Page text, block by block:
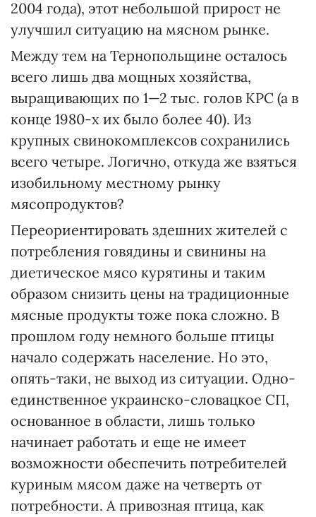
2004 года), этот небольшой прирост не
улучшил ситуацию на мясном рынке.
Между тем на Тернопольщине осталось
всего лишь два мощных хозяйства,
выращивающих по 1—2 тыс. голов КРС (а в
конце 1980-х их было более 40). Из
крупных свинокомплексов сохранились
всего четыре. Логично, откуда же взяться
изобильному местному рынку
мясопродуктов?
Переориентировать здешних жителей с
потребления говядины и свинины на
диетическое мясо курятины и таким
образом снизить цены на традиционные
мясные продукты тоже пока сложно. В
прошлом году немного больше птицы
начало содержать население. Но это,
опять-таки, не выход из ситуации. Одно-
единственное украинско-словацкое СП,
основанное в области, лишь только
начинает работать и еще не имеет
возможности обеспечить потребителей
куриным мясом даже на четверть от
потребности. А привозная птица, как